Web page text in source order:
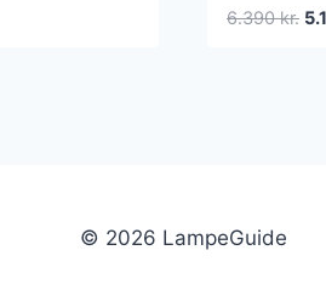
6.390kr.
© 2026 LampeGuide